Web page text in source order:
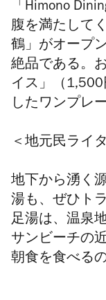
「Himono
腹を満たして
鶴」がオープ
絶品である。
イス」（
したワンプレ
＜ 地元民ライ
地下から湧く
湯も、ぜひト
足湯は、温泉
サンビーチの
朝食を食べる